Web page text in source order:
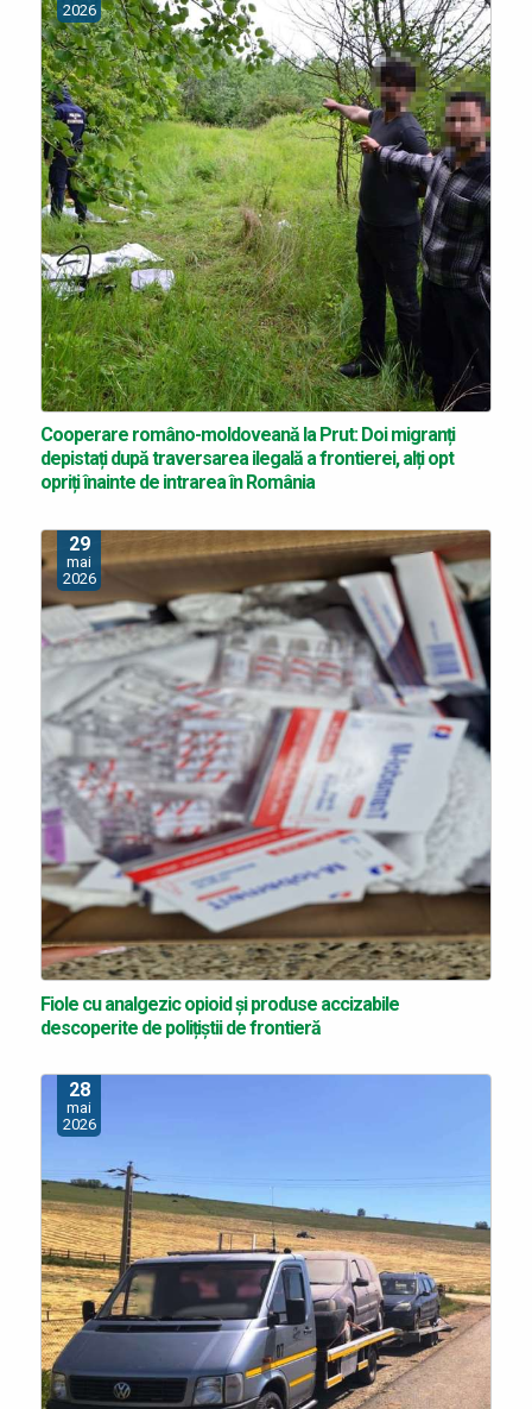
2026
Cooperare româno-moldoveană la Prut: Doi migranți
depistați după traversarea ilegală a frontierei, alți opt
opriți înainte de intrarea în România
29
mai
2026
Fiole cu analgezic opioid și produse accizabile
descoperite de polițiștii de frontieră
28
mai
2026